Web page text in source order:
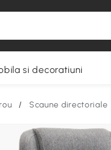
si decoratiuni
/ Scaune directoriale